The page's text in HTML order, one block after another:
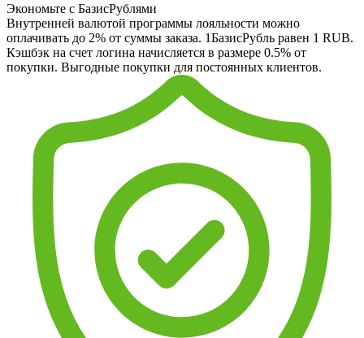
Экономьте с БазисРублями
Внутренней валютой программы лояльности можно
оплачивать до 2% от суммы заказа. 1БазисРубль равен 1 RUB.
Кэшбэк на счет логина начисляется в размере 0.5% от
покупки. Выгодные покупки для постоянных клиентов.